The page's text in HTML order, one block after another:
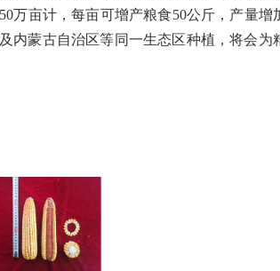
50万亩计，每亩可增产粮食50公斤，产量增
内蒙古自治区等同一生态区种植，将会为